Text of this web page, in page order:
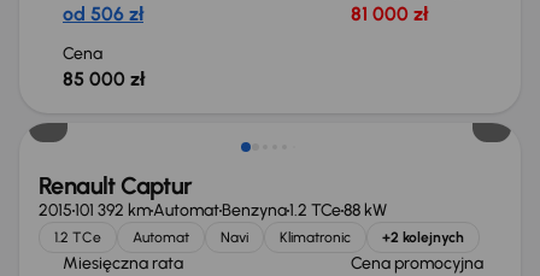
od 506 zł 81 000 zł
Cena
85 000 zł
Taniej o 3 000 zł
Renault Captur
2015101 392 kmAutomatBenzyna1.2 TCe88 kW
1.2 TCe Automat Navi Klimatronic +2 kolejnych
Miesięczna rata Cena promocyjna